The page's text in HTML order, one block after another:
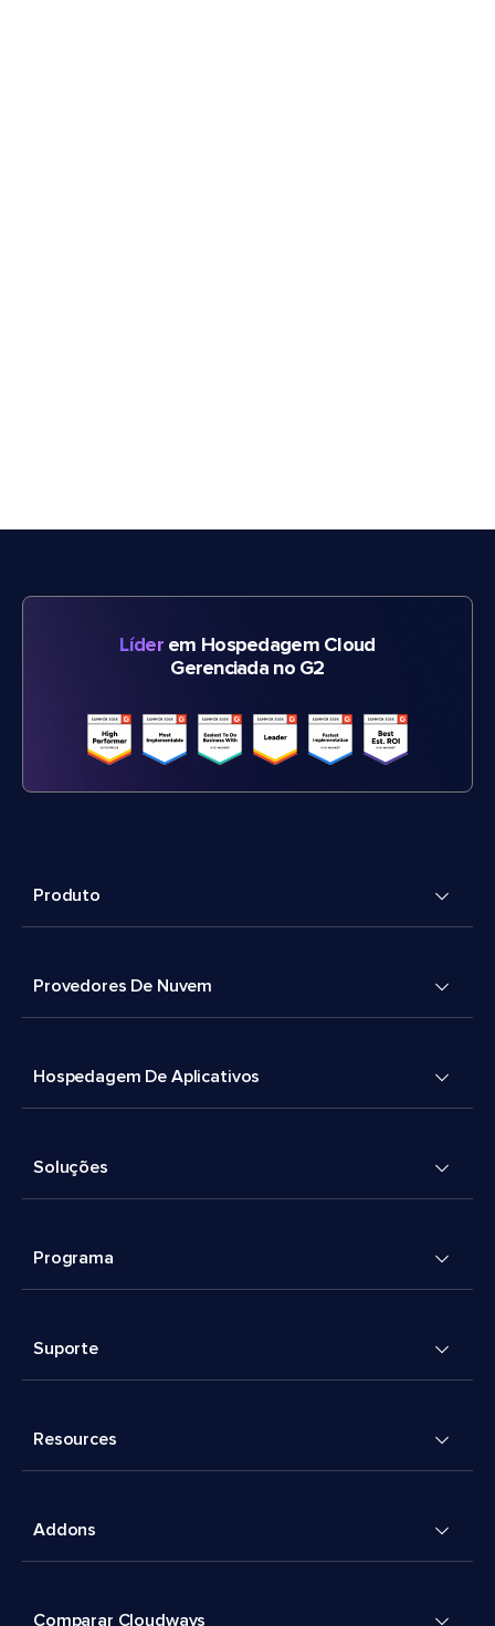
Líderem Hospedagem Cloud
Gerenciada no G2
Produto
Provedores De Nuvem
Hospedagem De Aplicativos
Soluções
Programa
Suporte
Resources
Addons
Comparar Cloudways